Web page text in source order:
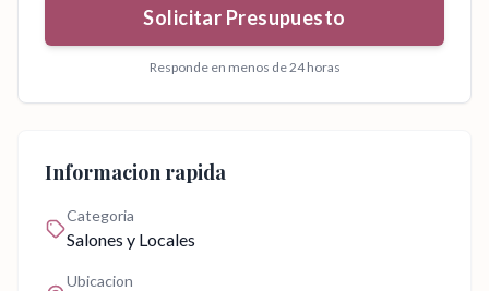
Solicitar Presupuesto
Responde en menos de 24 horas
Informacion rapida
Categoria
Salones y Locales
Ubicacion